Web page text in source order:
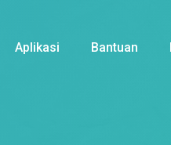
Aplikasi Bantuan